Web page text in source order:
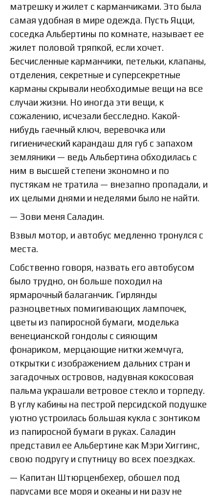
матрешку и жилет с карманчиками. Это была
самая удобная в мире одежда. Пусть Яцци,
соседка Альбертины по комнате, называет ее
жилет половой тряпкой, если хочет.
Бесчисленные карманчики, петельки, клапаны,
отделения, секретные и суперсекретные
карманы скрывали необходимые вещи на все
случаи жизни. Но иногда эти вещи, к
сожалению, исчезали бесследно. Какой-
нибудь гаечный ключ, веревочка или
гигиенический карандаш для губ с запахом
земляники — ведь Альбертина обходилась с
ним в высшей степени экономно и по
пустякам не тратила — внезапно пропадали, и
их целыми днями и неделями было не найти.
— Зови меня Саладин.
Взвыл мотор, и автобус медленно тронулся с
места.
Собственно говоря, назвать его автобусом
было трудно, он больше походил на
ярмарочный балаганчик. Гирлянды
разноцветных помигивающих лампочек,
цветы из папиросной бумаги, моделька
венецианской гондолы с сияющим
фонариком, мерцающие нитки жемчуга,
открытки с изображением дальних стран и
загадочных островов, надувная кокосовая
пальма украшали ветровое стекло и торпеду.
В углу кабины на пестрой персидской подушке
уютно устроилась большая кукла с зонтиком
из папиросной бумаги в руках. Саладин
представил ее Альбертине как Мэри Хиггинс,
свою подругу и спутницу во всех поездках.
— Капитан Штюрценбехер, обошел под
парусами все моря и океаны и ни разу не